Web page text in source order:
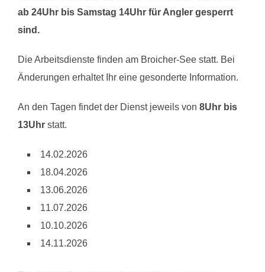
ab 24Uhr bis Samstag 14Uhr für Angler gesperrt
sind.
Die Arbeitsdienste finden am Broicher-See statt. Bei
Änderungen erhaltet Ihr eine gesonderte Information.
An den Tagen findet der Dienst jeweils von 8Uhr bis
13Uhr statt.
14.02.2026
18.04.2026
13.06.2026
11.07.2026
10.10.2026
14.11.2026